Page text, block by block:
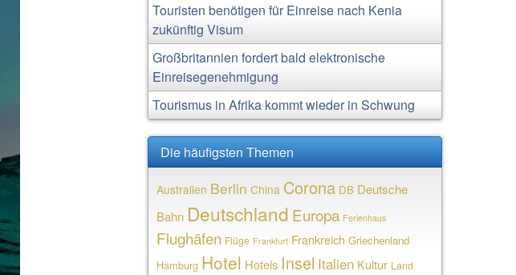
Touristen benötigen für Einreise nach Kenia
zukünftig Visum
Großbritannien fordert bald elektronische
Einreisegenehmigung
Tourismus in Afrika kommt wieder in Schwung
Die häufigsten Themen
Australien Berlin China Corona DB Deutsche
Bahn Deutschland Europa Ferienhaus
Flughäfen Flüge Frankfurt Frankreich Griechenland
Hamburg Hotel Hotels Insel Italien Kultur Land